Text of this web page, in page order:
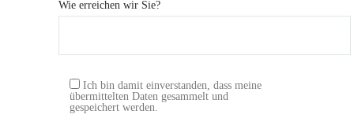
Wie erreichen wir Sie?
Ich bin damit einverstanden, dass meine
übermittelten Daten gesammelt und
gespeichert werden.